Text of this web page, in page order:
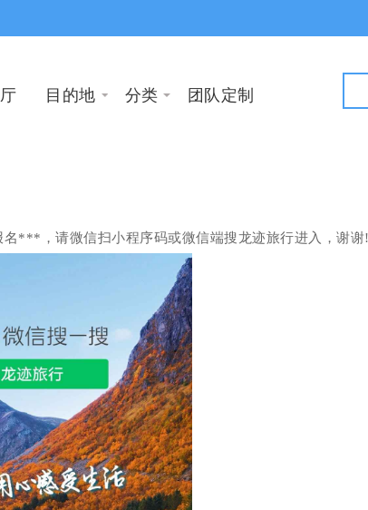
目的地 分类 团队定制
***，请微信扫小程序码或微信端搜龙迹旅行进入，谢谢